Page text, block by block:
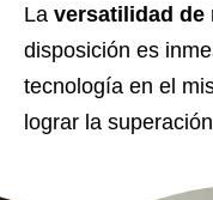
La versatilidad de
disposición es
tecnología en el
lograr la